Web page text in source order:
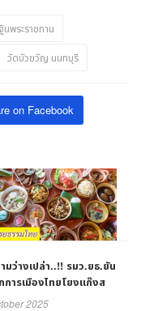
นพระราชทาน
วัดบัวขวัญ นนทบุรี
on Facebook
มว่างเปล่า..!! รมว.ยธ.ยัน
การเมืองไทยโยงแก๊งส
2025